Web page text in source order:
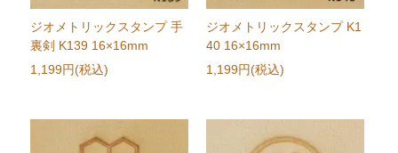
ジオメトリックスタンプ 手
裏剣 K139 16×16mm
1,199円(税込)
ジオメトリックスタンプ K1
40 16×16mm
1,199円(税込)